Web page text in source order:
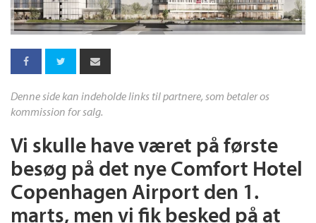
Denne side kan indeholde links til partnere, som betaler os
kommission for salg.
Vi skulle have været på første
besøg på det nye Comfort Hotel
Copenhagen Airport den 1.
marts, men vi fik besked på at